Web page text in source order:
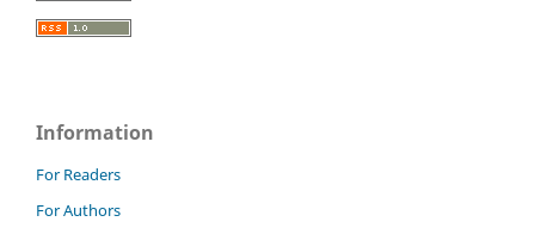
Information
For Readers
For Authors